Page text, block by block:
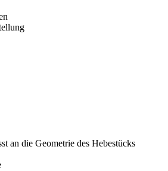
an die Geometrie des Hebestücks